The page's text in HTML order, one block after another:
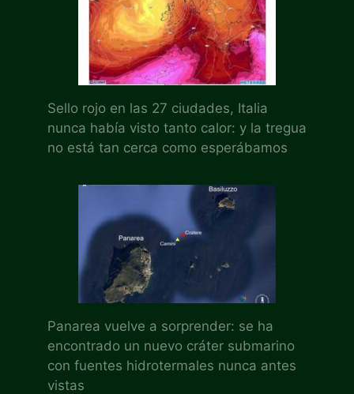
Sello rojo en las 27 ciudades, Italia
nunca había visto tanto calor: y la tregua
no está tan cerca como esperábamos
Panarea vuelve a sorprender: se ha
encontrado un nuevo cráter submarino
con fuentes hidrotermales nunca antes
vistas